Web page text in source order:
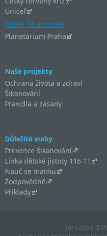
Unicef
Česká filharmonie
Planetárium Praha
Naše projekty
Ochrana života a zdraví
Šikanování
Pravidla a zásady
Důležité weby
Prevence šikanování
Linka dětské jistoty 116 11
Nauč se matiku
Zodpovědně
Příklady
2011-2026 ©